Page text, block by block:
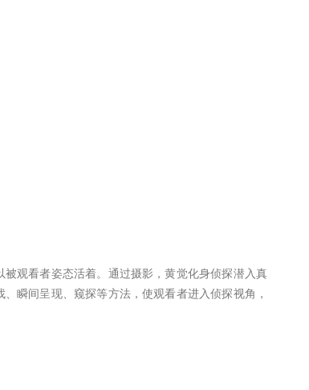
观看者姿态活着。通过摄影，黄觉化身侦探潜入真
瞬间呈现、窥探等方法，使观看者进入侦探视角，